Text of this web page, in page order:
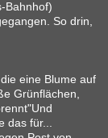
Bahnhof)
So drin,
eine Blume auf
Grünflächen,
das für...